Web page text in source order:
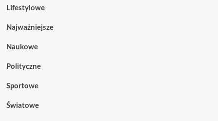
Lifestylowe
Najważniejsze
Naukowe
Polityczne
Sportowe
Światowe